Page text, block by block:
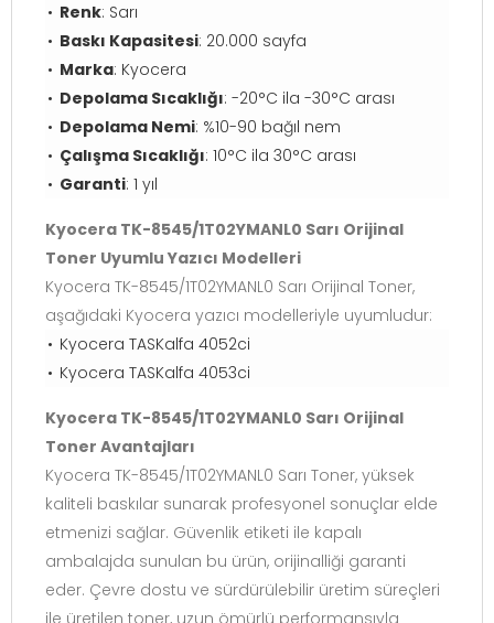
Renk: Sarı
Baskı Kapasitesi: 20.000 sayfa
Marka: Kyocera
Depolama Sıcaklığı: -20°C ila -30°C arası
Depolama Nemi: %10-90 bağıl nem
Çalışma Sıcaklığı: 10°C ila 30°C arası
Garanti: 1 yıl
Kyocera TK-8545/1T02YMANL0 Sarı Orijinal
Toner Uyumlu Yazıcı Modelleri
Kyocera TK-8545/1T02YMANL0 Sarı Orijinal Toner,
aşağıdaki Kyocera yazıcı modelleriyle uyumludur:
Kyocera TASKalfa 4052ci
Kyocera TASKalfa 4053ci
Kyocera TK-8545/1T02YMANL0 Sarı Orijinal
Toner Avantajları
Kyocera TK-8545/1T02YMANL0 Sarı Toner, yüksek
kaliteli baskılar sunarak profesyonel sonuçlar elde
etmenizi sağlar. Güvenlik etiketi ile kapalı
ambalajda sunulan bu ürün, orijinalliği garanti
eder. Çevre dostu ve sürdürülebilir üretim süreçleri
ile üretilen toner, uzun ömürlü performansıyla